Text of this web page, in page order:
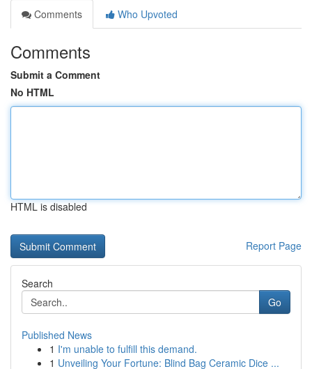
Comments
Who Upvoted
Comments
Submit a Comment
No HTML
HTML is disabled
Report Page
Search
Go
Published News
1 I'm unable to fulfill this demand.
1 Unveiling Your Fortune: Blind Bag Ceramic Dice ...